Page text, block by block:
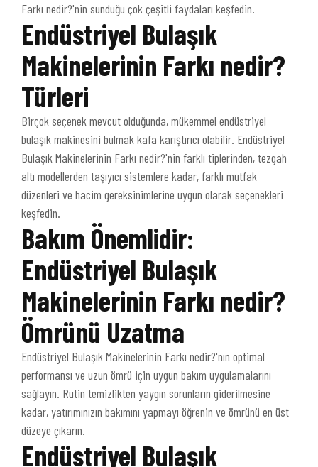
Farkı nedir?'nin sunduğu çok çeşitli faydaları keşfedin.
Endüstriyel Bulaşık
Makinelerinin Farkı nedir?
Türleri
Birçok seçenek mevcut olduğunda, mükemmel endüstriyel
bulaşık makinesini bulmak kafa karıştırıcı olabilir. Endüstriyel
Bulaşık Makinelerinin Farkı nedir?'nin farklı tiplerinden, tezgah
altı modellerden taşıyıcı sistemlere kadar, farklı mutfak
düzenleri ve hacim gereksinimlerine uygun olarak seçenekleri
keşfedin.
Bakım Önemlidir:
Endüstriyel Bulaşık
Makinelerinin Farkı nedir?
Ömrünü Uzatma
Endüstriyel Bulaşık Makinelerinin Farkı nedir?'nın optimal
performansı ve uzun ömrü için uygun bakım uygulamalarını
sağlayın. Rutin temizlikten yaygın sorunların giderilmesine
kadar, yatırımınızın bakımını yapmayı öğrenin ve ömrünü en üst
düzeye çıkarın.
Endüstriyel Bulaşık